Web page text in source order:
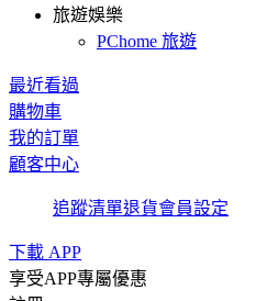
旅遊娛樂
PChome 旅遊
最近看過
購物車
我的訂單
顧客中心
追蹤清單退貨會員設定
下載 APP
享受APP專屬優惠